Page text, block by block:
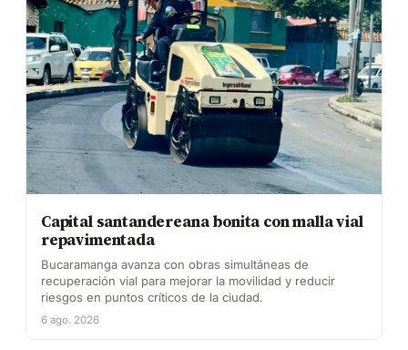
Capital santandereana bonita con malla vial
repavimentada
Bucaramanga avanza con obras simultáneas de
recuperación vial para mejorar la movilidad y reducir
riesgos en puntos críticos de la ciudad.
6 ago. 2026